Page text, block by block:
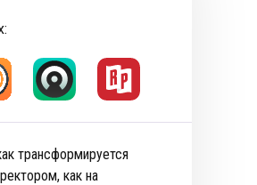
трансформируется
как на